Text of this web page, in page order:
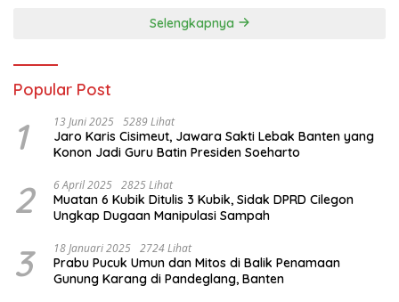
Selengkapnya
Popular Post
1 13 Juni 2025 5289 Lihat
Jaro Karis Cisimeut, Jawara Sakti Lebak Banten yang
Konon Jadi Guru Batin Presiden Soeharto
2 6 April 2025 2825 Lihat
Muatan 6 Kubik Ditulis 3 Kubik, Sidak DPRD Cilegon
Ungkap Dugaan Manipulasi Sampah
3 18 Januari 2025 2724 Lihat
Prabu Pucuk Umun dan Mitos di Balik Penamaan
Gunung Karang di Pandeglang, Banten